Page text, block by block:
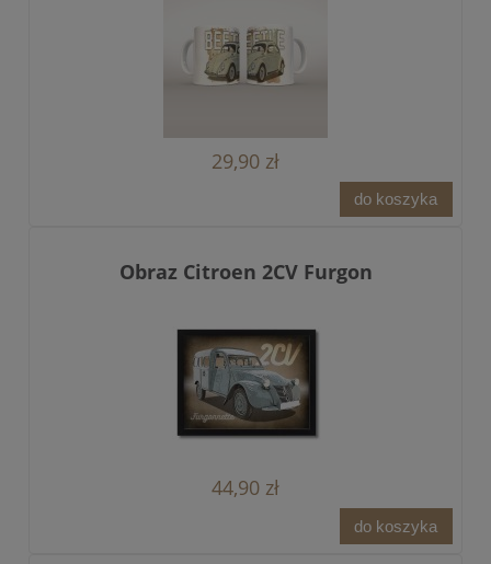
29,90 zł
do koszyka
Obraz Citroen 2CV Furgon
44,90 zł
do koszyka